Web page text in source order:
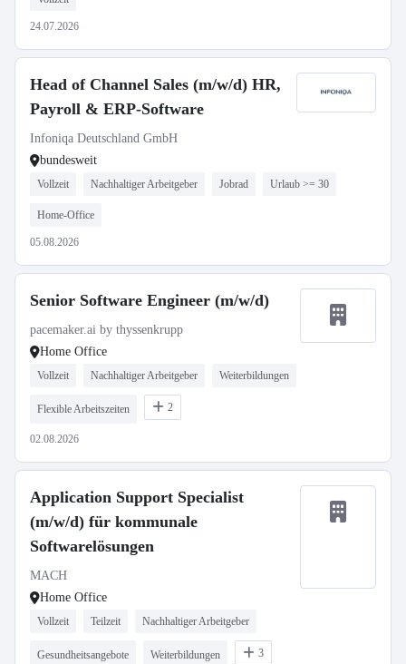
24.07.2026
Head of Channel Sales (m/w/d) HR,
Payroll & ERP-Software
Infoniqa Deutschland GmbH
bundesweit
Vollzeit Nachhaltiger Arbeitgeber Jobrad Urlaub >= 30
Home-Office
05.08.2026
Senior Software Engineer (m/w/d)
pacemaker.ai by thyssenkrupp
Home Office
Vollzeit Nachhaltiger Arbeitgeber Weiterbildungen
Flexible Arbeitszeiten 2
02.08.2026
Application Support Specialist
(m/w/d) für kommunale
Softwarelösungen
MACH
Home Office
Vollzeit Teilzeit Nachhaltiger Arbeitgeber
Gesundheitsangebote Weiterbildungen 3